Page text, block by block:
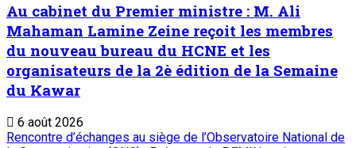
Au cabinet du Premier ministre : M. Ali
Mahaman Lamine Zeine reçoit les membres
du nouveau bureau du HCNE et les
organisateurs de la 2è édition de la Semaine
du Kawar
6 août 2026
Rencontre d’échanges au siège de l’Observatoire National de